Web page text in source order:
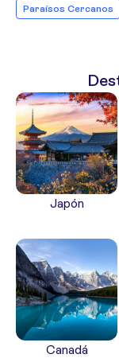
Paraísos Cercanos
Japón
Canadá